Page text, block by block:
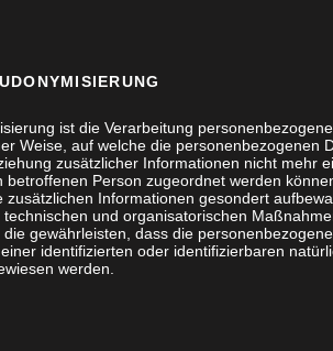
ist die Verarbeitung
Weise, auf welche die personenbezogenen
zusätzlicher Informationen nicht mehr
betroffenen Person zugeordnet werden
zusätzlichen Informationen gesondert
technischen und organisatorischen
die gewährleisten, dass die
identifizierten oder identifizierbaren
werden.